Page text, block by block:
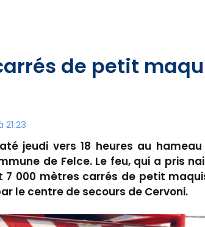
de petit
21:23
jeudi vers 18 heures au
de Felce. Le feu, qui a pris
7 000 mètres carrés de petit
le centre de secours de Cervoni.